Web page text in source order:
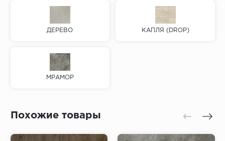
ДЕРЕВО КАПЛЯ (DROP)
МРАМОР
Похожие товары